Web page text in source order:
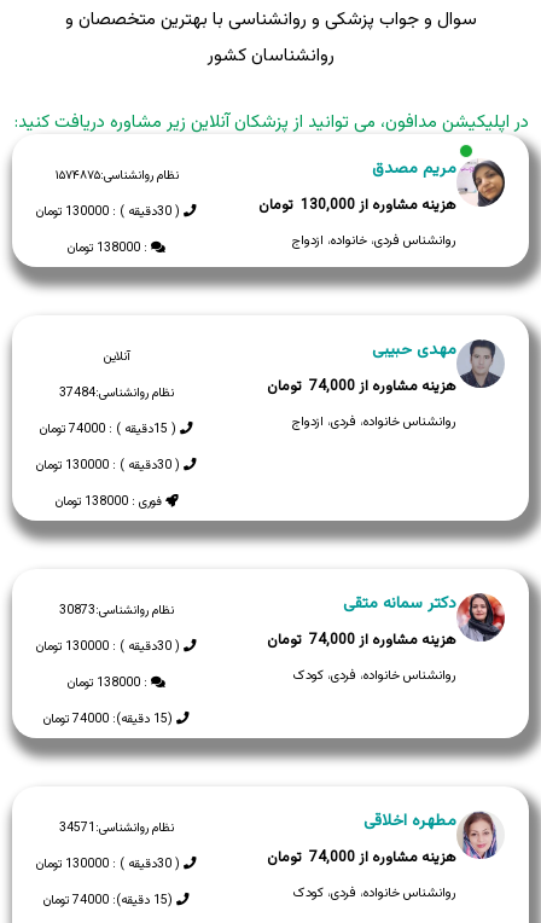
سوال و جواب پزشکی و روانشناسی با بهترین متخصصان و
روانشناسان کشور
در اپلیکیشن مدافون، می توانید از پزشکان آنلاین زیر مشاوره دریافت کنید:
نظام روانشناسی:۱۵۷۴۸۷۵
( 30دقیقه ) : 130000 تومان
: 138000 تومان
مریم مصدق
130,000
روانشناس فردی، خانواده، ازدواج
آنلاین
نظام روانشناسی:37484
( 15دقیقه ) : 74000 تومان
( 30دقیقه ) : 130000 تومان
فوری : 138000 تومان
مهدی حبیبی
74,000
روانشناس خانواده، فردی، ازدواج
نظام روانشناسی:30873
( 30دقیقه ) : 130000 تومان
: 138000 تومان
(15 دقیقه): 74000 تومان
دکتر سمانه متقی
74,000
روانشناس خانواده، فردی، کودک
نظام روانشناسی:34571
( 30دقیقه ) : 130000 تومان
(15 دقیقه): 74000 تومان
مطهره اخلاقی
74,000
روانشناس خانواده، فردی، کودک